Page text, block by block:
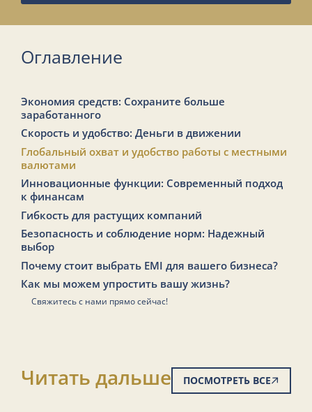
Оглавление
Экономия средств: Сохраните больше
заработанного
Скорость и удобство: Деньги в движении
Глобальный охват и удобство работы с местными
валютами
Инновационные функции: Современный подход
к финансам
Гибкость для растущих компаний
Безопасность и соблюдение норм: Надежный
выбор
Почему стоит выбрать EMI для вашего бизнеса?
Как мы можем упростить вашу жизнь?
Свяжитесь с нами прямо сейчас!
Читать дальше ПОСМОТРЕТЬ ВСЕ